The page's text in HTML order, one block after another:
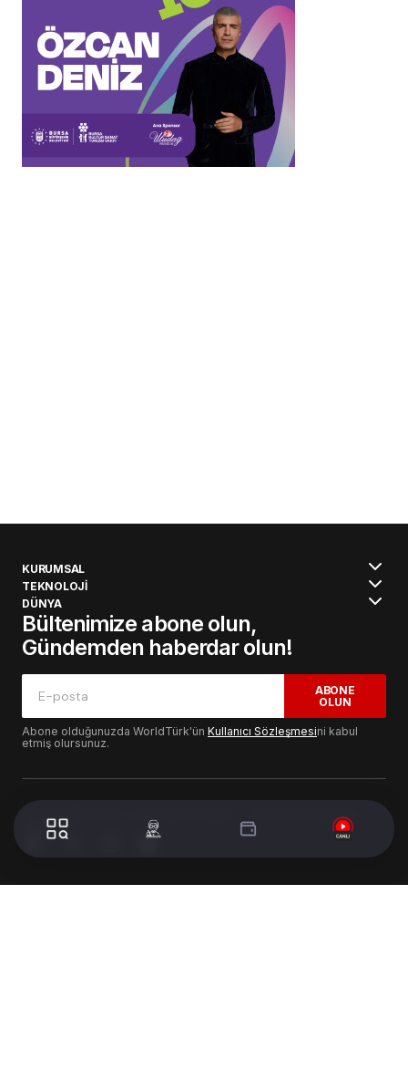
KURUMSAL
TEKNOLOJİ
DÜNYA
Bültenimize abone olun,
Gündemden haberdar olun!
ABONE
OLUN
Abone olduğunuzda WorldTürk'ün Kullanıcı Sözleşmesini kabul
etmiş olursunuz.
© 2024 WorldTurk. Tüm Hakları Saklıdır. - Tasarım & Geliştirme :
Volion's